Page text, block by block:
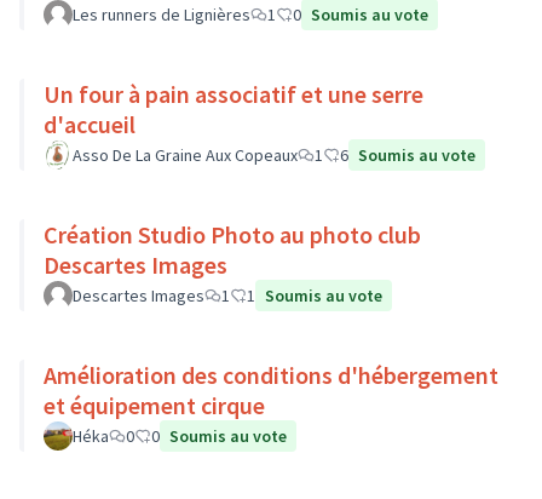
Les runners de Lignières 1 0 Soumis au vote
Un four à pain associatif et une serre
d'accueil
Asso De La Graine Aux Copeaux 1 6 Soumis au vote
Création Studio Photo au photo club
Descartes Images
Descartes Images 1 1 Soumis au vote
Amélioration des conditions d'hébergement
et équipement cirque
Héka 0 0 Soumis au vote